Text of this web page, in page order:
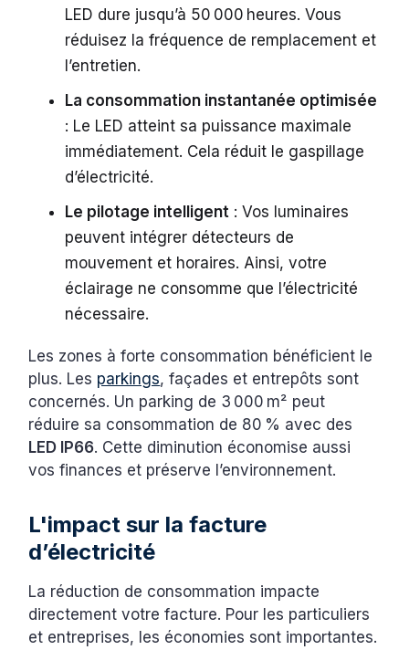
LED dure jusqu’à 50 000 heures. Vous
réduisez la fréquence de remplacement et
l’entretien.
La consommation instantanée optimisée
: Le LED atteint sa puissance maximale
immédiatement. Cela réduit le gaspillage
d’électricité.
Le pilotage intelligent : Vos luminaires
peuvent intégrer détecteurs de
mouvement et horaires. Ainsi, votre
éclairage ne consomme que l’électricité
nécessaire.
Les zones à forte consommation bénéficient le
plus. Les parkings, façades et entrepôts sont
concernés. Un parking de 3 000 m² peut
réduire sa consommation de 80 % avec des
LED IP66. Cette diminution économise aussi
vos finances et préserve l’environnement.
L'impact sur la facture
d’électricité
La réduction de consommation impacte
directement votre facture. Pour les particuliers
et entreprises, les économies sont importantes.